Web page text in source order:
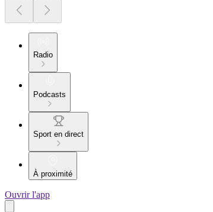
Radio
Podcasts
Sport en direct
À proximité
Ouvrir l'app